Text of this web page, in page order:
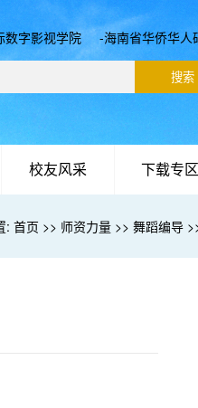
-海南省华侨华人
数字影视学院
校友风采 下载专
: 首页 >> 师资力量 >> 舞蹈编导